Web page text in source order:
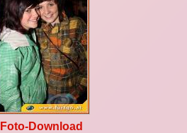
Foto-Download